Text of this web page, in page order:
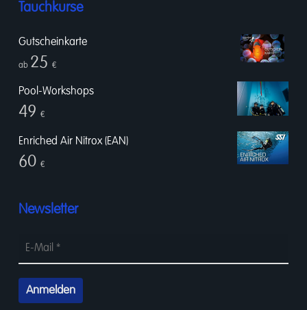
Tauchkurse
Gutscheinkarte
ab 25 €
Pool-Workshops
49 €
Enriched Air Nitrox (EAN)
60 €
Newsletter